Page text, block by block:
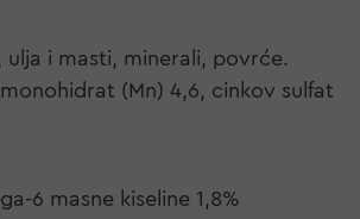
i masti, minerali, povrće.
(Mn) 4,6, cinkov sulfat
6 masne kiseline 1,8%